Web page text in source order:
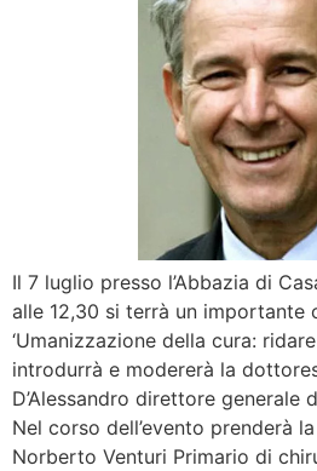
Il 7 luglio presso l’Abbazia di
alle 12,30 si terrà un importante
‘Umanizzazione della cura:
introdurrà e modererà la
D’Alessandro direttore generale
Nel corso dell’evento prenderà
Norberto Venturi Primario di